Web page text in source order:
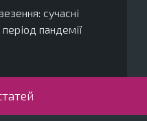
сучасні
пандемії